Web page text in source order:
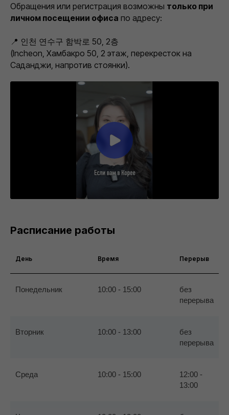
Обращения или регистрация возможны только при
личном посещении офиса по адресу:
📍 인천 연수구 함박로 50, 2층
(Incheon, Хамбакро 50, 2 этаж, перекресток на
Саданджи, напротив стоянки).
Расписание работы
День Время Перерыв
Понедельник 10:00 - 15:00
без
перерыва
Вторник 10:00 - 13:00
без
перерыва
Среда 10:00 - 15:00
12:00 -
13:00